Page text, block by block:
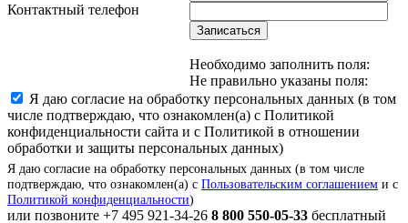
Контактный телефон
Записаться
Необходимо заполнить поля:
Не правильно указаны поля:
Я даю согласие на обработку персональных данных (в том
числе подтверждаю, что ознакомлен(а) с Политикой
конфиденциальности сайта и с Политикой в отношении
обработки и защиты персональных данных)
Я даю согласие на обработку персональных данных (в том числе
подтверждаю, что ознакомлен(а) с Пользовательским соглашением и с
Политикой конфиденциальности)
или позвоните +7 495 921-34-26 8 800 550-05-33 бесплатный